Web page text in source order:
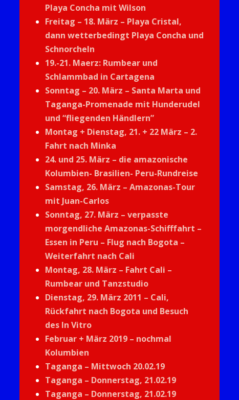
Playa Concha mit Wilson
Freitag – 18. März – Playa Cristal,
dann wetterbedingt Playa Concha und
Schnorcheln
19.-21. Maerz: Rumbear und
Schlammbad in Cartagena
Sonntag – 20. März – Santa Marta und
Taganga-Promenade mit Hunderudel
und “fliegenden Händlern”
Montag + Dienstag, 21. + 22 März – 2.
Fahrt nach Minka
24. und 25. März – die amazonische
Kolumbien- Brasilien- Peru-Rundreise
Samstag, 26. März – Amazonas-Tour
mit Juan-Carlos
Sonntag, 27. März – verpasste
morgendliche Amazonas-Schifffahrt –
Essen in Peru – Flug nach Bogota –
Weiterfahrt nach Cali
Montag, 28. März – Fahrt Cali –
Rumbear und Tanzstudio
Dienstag, 29. März 2011 – Cali,
Rückfahrt nach Bogota und Besuch
des In Vitro
Februar + März 2019 – nochmal
Kolumbien
Taganga – Mittwoch 20.02.19
Taganga – Donnerstag, 21.02.19
Taganga – Donnerstag, 21.02.19